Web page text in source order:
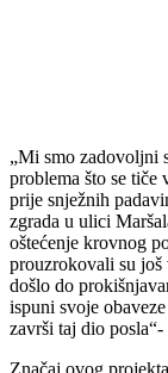
kantona Goražde,
pripalo je
Općini Goražde.
prema etažnim
ukupno 11
Za ove namjene
odabrala izvođača
Šunje, radovi teku